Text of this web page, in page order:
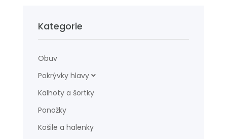
Kategorie
Obuv
Pokrývky hlavy
Kalhoty a šortky
Ponožky
Košile a halenky